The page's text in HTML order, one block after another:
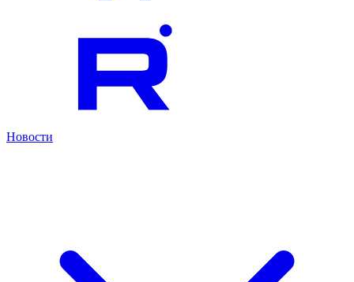
Новости